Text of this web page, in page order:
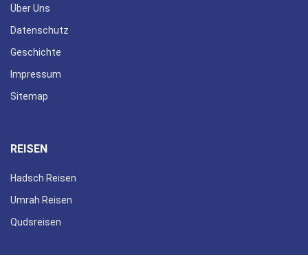
Über Uns
Datenschutz
Geschichte
Impressum
Sitemap
REISEN
Hadsch Reisen
Umrah Reisen
Qudsreisen